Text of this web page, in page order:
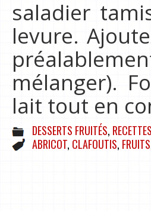
saladier
levure.
mélanger).
lait tout en
DESSERTS FRUITÉS, RECETTES
ABRICOT, CLAFOUTIS, FRUITS